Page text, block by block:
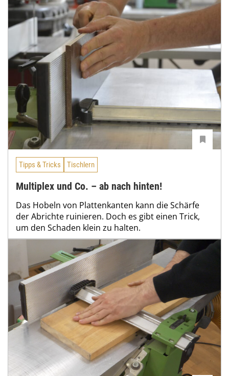
Tipps & Tricks Tischlern
Multiplex und Co. – ab nach hinten!
Das Hobeln von Plattenkanten kann die Schärfe
der Abrichte ruinieren. Doch es gibt einen Trick,
um den Schaden klein zu halten.